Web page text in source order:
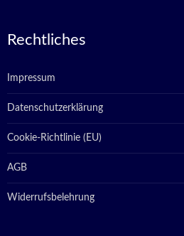
Rechtliches
Impressum
Datenschutzerklärung
Cookie-Richtlinie (EU)
AGB
Widerrufsbelehrung